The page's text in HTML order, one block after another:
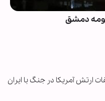
دمشق
ارتش آمریکا در جنگ با ایران